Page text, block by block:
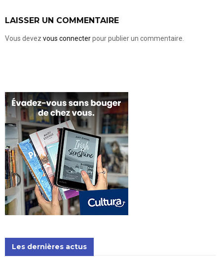
LAISSER UN COMMENTAIRE
Vous devez vous connecterpour publier un commentaire.
Les dernières actus